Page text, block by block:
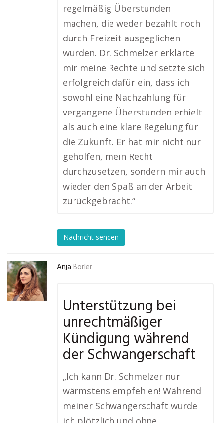
regelmäßig Überstunden
machen, die weder bezahlt noch
durch Freizeit ausgeglichen
wurden. Dr. Schmelzer erklärte
mir meine Rechte und setzte sich
erfolgreich dafür ein, dass ich
sowohl eine Nachzahlung für
vergangene Überstunden erhielt
als auch eine klare Regelung für
die Zukunft. Er hat mir nicht nur
geholfen, mein Recht
durchzusetzen, sondern mir auch
wieder den Spaß an der Arbeit
zurückgebracht.“
Nachricht senden
Anja Borler
Unterstützung bei
unrechtmäßiger
Kündigung während
der Schwangerschaft
„Ich kann Dr. Schmelzer nur
wärmstens empfehlen! Während
meiner Schwangerschaft wurde
ich plötzlich und ohne